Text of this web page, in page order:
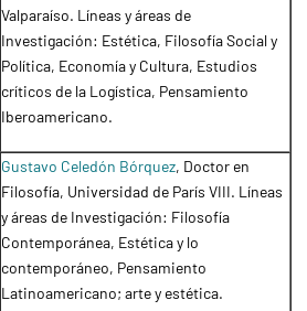
Valparaíso. Líneas y áreas de
Investigación: Estética, Filosofía Social y
Política, Economía y Cultura, Estudios
críticos de la Logística, Pensamiento
Iberoamericano.
Gustavo Celedón Bórquez, Doctor en
Filosofía, Universidad de París VIII. Líneas
y áreas de Investigación: Filosofía
Contemporánea, Estética y lo
contemporáneo, Pensamiento
Latinoamericano; arte y estética.